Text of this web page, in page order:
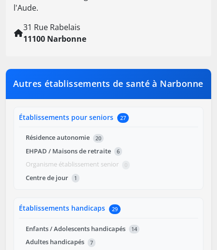
l'Aude.
31 Rue Rabelais
11100 Narbonne
Autres établissements de santé à Narbonne
Établissements pour seniors 27
Résidence autonomie 20
EHPAD / Maisons de retraite 6
Organisme établissement senior 0
Centre de jour 1
Établissements handicaps 29
Enfants / Adolescents handicapés 14
Adultes handicapés 7